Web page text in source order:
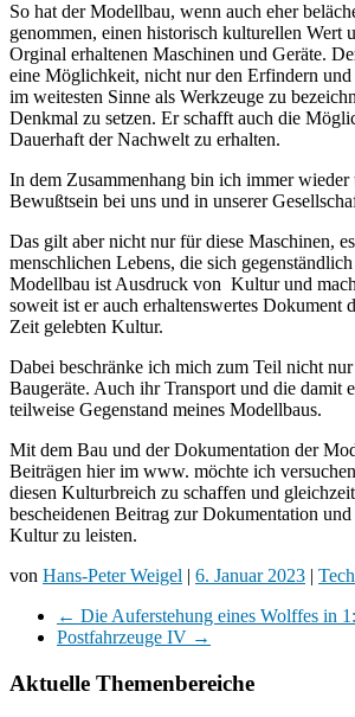
So hat der Modellbau, wenn auch eher
genommen, einen historisch kulturellen Wert
Orginal erhaltenen Maschinen und Geräte.
eine Möglichkeit, nicht nur den Erfindern
im weitesten Sinne als Werkzeuge zu
Denkmal zu setzen. Er schafft auch die
Dauerhaft der Nachwelt zu erhalten.
In dem Zusammenhang bin ich immer
Bewußtsein bei uns und in unserer
Das gilt aber nicht nur für diese Maschinen,
menschlichen Lebens, die sich
Modellbau ist Ausdruck von Kultur und
soweit ist er auch erhaltenswertes Dokument
Zeit gelebten Kultur.
Dabei beschränke ich mich zum Teil nicht nur
Baugeräte. Auch ihr Transport und die damit
teilweise Gegenstand meines Modellbaus.
Mit dem Bau und der Dokumentation der
Beiträgen hier im www. möchte ich
diesen Kulturbreich zu schaffen und
bescheidenen Beitrag zur Dokumentation
Kultur zu leisten.
von Hans-Peter Weigel | 6. Januar 2023 |
← Die Auferstehung eines Wolffes in
Postfahrzeuge IV →
Aktuelle Themenbereiche